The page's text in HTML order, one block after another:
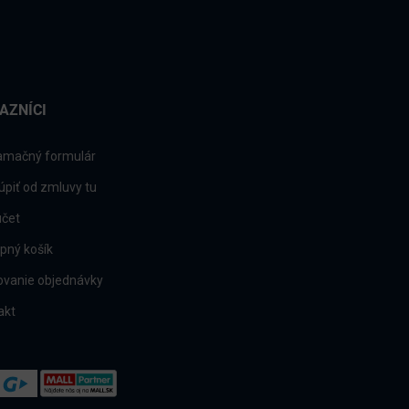
formulár
od zmluvy tu
košík
objednávky